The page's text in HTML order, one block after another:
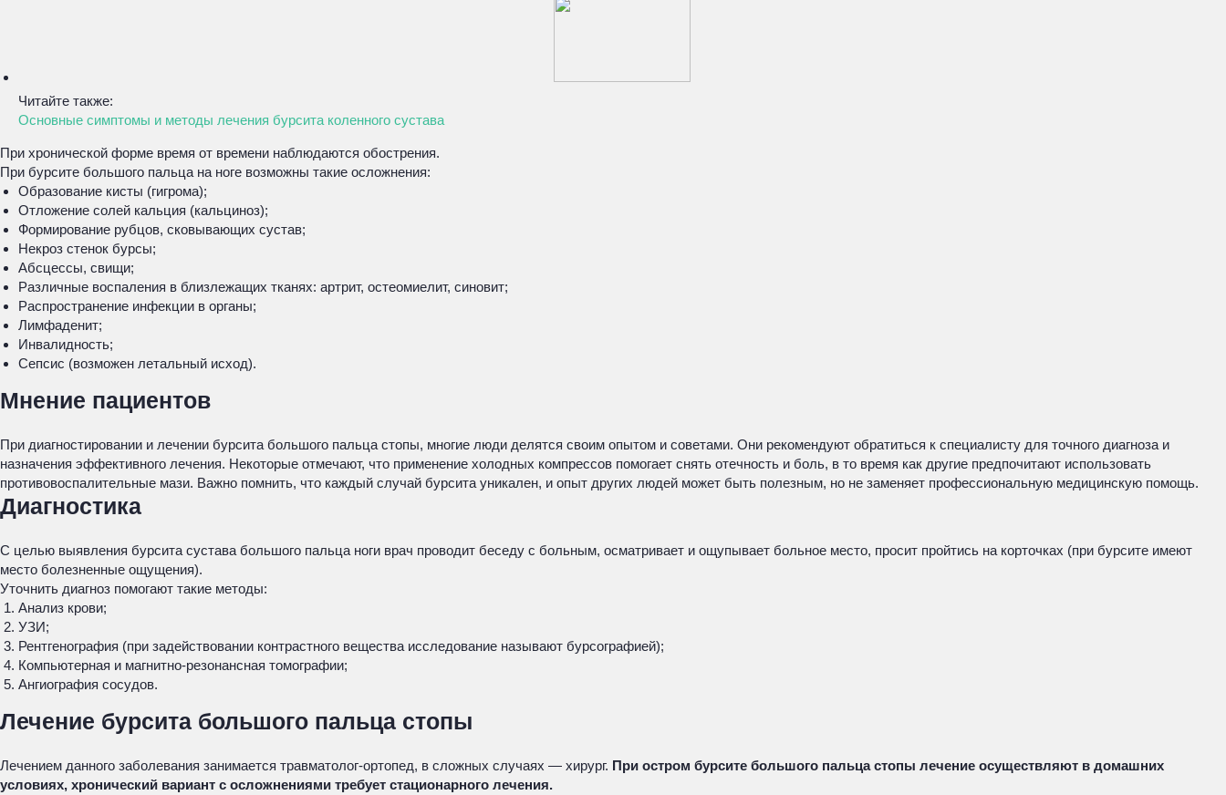
Читайте также:
Основные симптомы и методы лечения бурсита коленного сустава
При хронической форме время от времени наблюдаются обострения.
При бурсите большого пальца на ноге возможны такие осложнения:
Образование кисты (гигрома);
Отложение солей кальция (кальциноз);
Формирование рубцов, сковывающих сустав;
Некроз стенок бурсы;
Абсцессы, свищи;
Различные воспаления в близлежащих тканях: артрит, остеомиелит, синовит;
Распространение инфекции в органы;
Лимфаденит;
Инвалидность;
Сепсис (возможен летальный исход).
Мнение пациентов
При диагностировании и лечении бурсита большого пальца стопы, многие люди делятся своим опытом и советами. Они рекомендуют обратиться к специалисту для точного диагноза и
назначения эффективного лечения. Некоторые отмечают, что применение холодных компрессов помогает снять отечность и боль, в то время как другие предпочитают использовать
противовоспалительные мази. Важно помнить, что каждый случай бурсита уникален, и опыт других людей может быть полезным, но не заменяет профессиональную медицинскую помощь.
Диагностика
С целью выявления бурсита сустава большого пальца ноги врач проводит беседу с больным, осматривает и ощупывает больное место, просит пройтись на корточках (при бурсите имеют
место болезненные ощущения).
Уточнить диагноз помогают такие методы:
Анализ крови;
УЗИ;
Рентгенография (при задействовании контрастного вещества исследование называют бурсографией);
Компьютерная и магнитно-резонансная томографии;
Ангиография сосудов.
Лечение бурсита большого пальца стопы
Лечением данного заболевания занимается травматолог-ортопед, в сложных случаях — хирург. При остром бурсите большого пальца стопы лечение осуществляют в домашних
условиях, хронический вариант с осложнениями требует стационарного лечения.